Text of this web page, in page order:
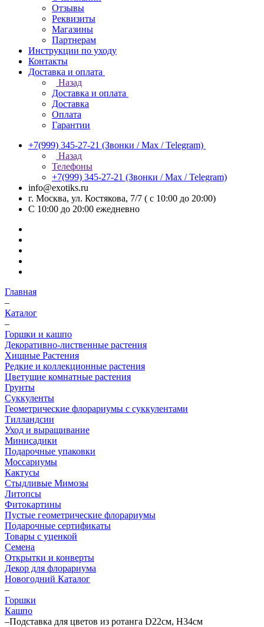
Отзывы
Реквизиты
Магазины
Партнерам
Инструкции по уходу
Контакты
Доставка и оплата
Назад
Доставка и оплата
Доставка
Оплата
Гарантии
+7(999) 345-27-21 (Звонки / Max / Telegram)
Назад
Телефоны
+7(999) 345-27-21 (Звонки / Max / Telegram)
info@exotiks.ru
г. Москва, ул. Костякова, 7/7 ( с 10:00 до 20:00)
С 10:00 до 20:00 ежедневно
Главная
–
Каталог
–
Горшки и кашпо
Декоративно-лиственные растения
Хищные Растения
Редкие и коллекционные растения
Цветущие комнатные растения
Грунты
Суккуленты
Геометрические флорариумы с суккулентами
Тилландсии
Уход и выращивание
Минисадики
Подарочные упаковки
Моссариумы
Кактусы
Стыдливые Мимозы
Литопсы
Фитокартины
Пустые геометрические флорариумы
Подарочные сертификаты
Товары с уценкой
Семена
Открытки и конверты
Декор для флорариума
Новогодний Каталог
–
Горшки
Кашпо
–Подставка для цветов из ротанга D22см, H34см